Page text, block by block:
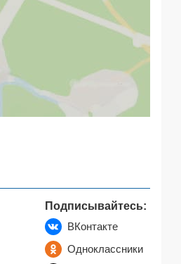
Подписывайтесь:
ВКонтакте
Одноклассники